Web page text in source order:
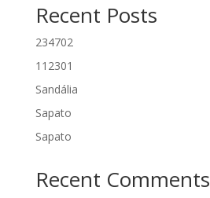
Recent Posts
234702
112301
Sandália
Sapato
Sapato
Recent Comments